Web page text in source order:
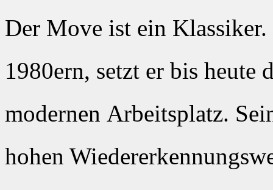
Der Move ist ein
1980ern, setzt er bis heute
modernen Arbeitsplatz.
hohen